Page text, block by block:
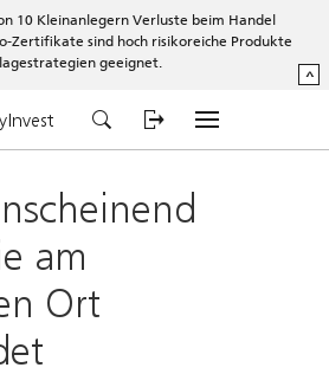
10 Kleinanlegern Verluste beim Handel
Zertifikate sind hoch risikoreiche Produkte
geeignet.
^
am
Ort